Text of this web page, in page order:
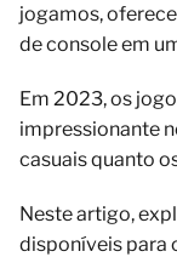
jogamos,
de console em
Em 2023, os
impressionante
casuais quanto
Neste artigo,
disponíveis para